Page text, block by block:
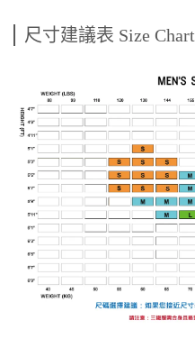
尺寸建議表 Size Chart